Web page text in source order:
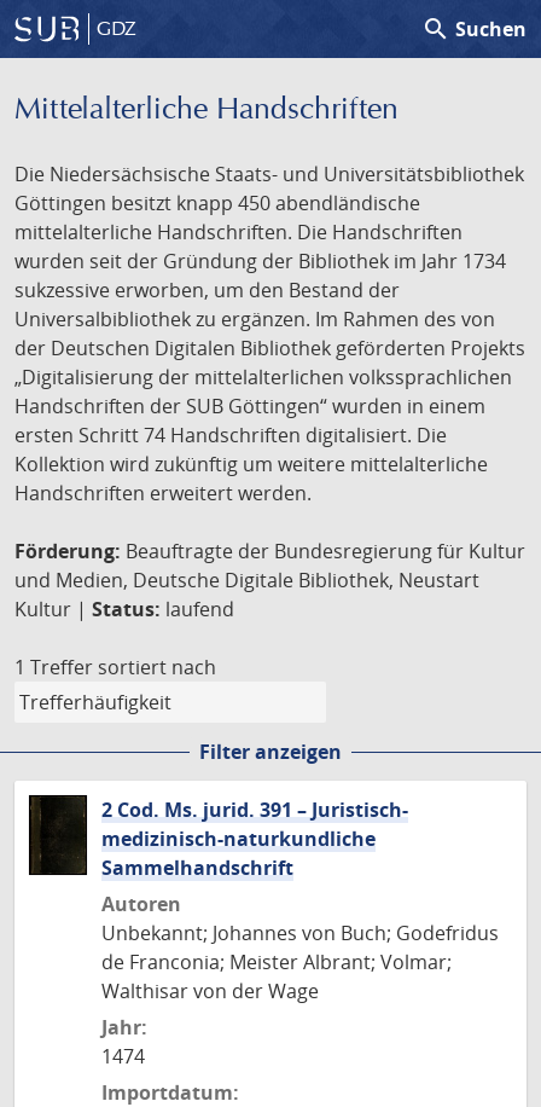
GDZ search Suchen
Mittelalterliche Handschriften
Die Niedersächsische Staats- und Universitätsbibliothek
Göttingen besitzt knapp 450 abendländische
mittelalterliche Handschriften. Die Handschriften
wurden seit der Gründung der Bibliothek im Jahr 1734
sukzessive erworben, um den Bestand der
Universalbibliothek zu ergänzen. Im Rahmen des von
der Deutschen Digitalen Bibliothek geförderten Projekts
„Digitalisierung der mittelalterlichen volkssprachlichen
Handschriften der SUB Göttingen“ wurden in einem
ersten Schritt 74 Handschriften digitalisiert. Die
Kollektion wird zukünftig um weitere mittelalterliche
Handschriften erweitert werden.
Förderung: Beauftragte der Bundesregierung für Kultur
und Medien, Deutsche Digitale Bibliothek, Neustart
Kultur | Status: laufend
1 Treffer sortiert nach
Filter anzeigen
2 Cod. Ms. jurid. 391 – Juristisch-
medizinisch-naturkundliche
Sammelhandschrift
Autoren
Unbekannt; Johannes von Buch; Godefridus
de Franconia; Meister Albrant; Volmar;
Walthisar von der Wage
Jahr:
1474
Importdatum: